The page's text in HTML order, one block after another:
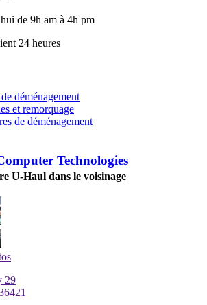
de 9h am à 4h pm
24 heures
déménagement
et remorquage
de déménagement
Technologies
U-Haul dans le voisinage
29